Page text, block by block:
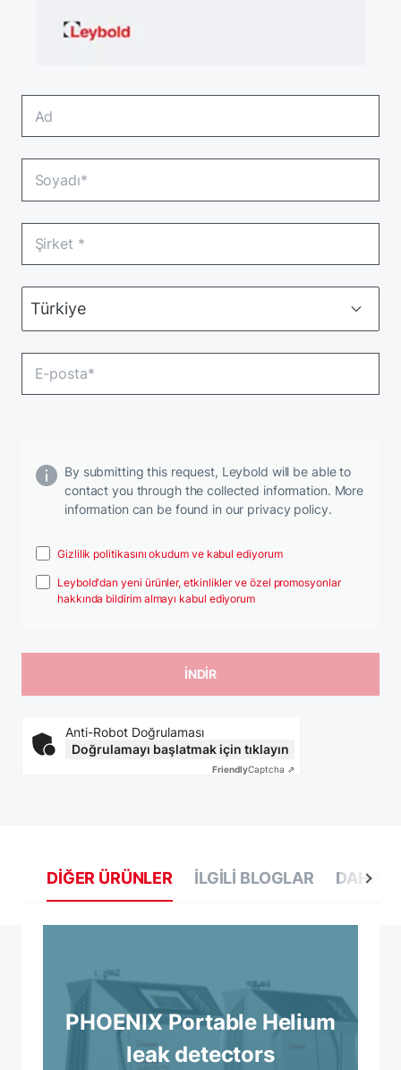
By submitting this request, Leybold will be able to
contact you through the collected information. More
information can be found in our privacy policy.
Gizlilik politikasını okudum ve kabul ediyorum
Leybold'dan yeni ürünler, etkinlikler ve özel promosyonlar
hakkında bildirim almayı kabul ediyorum
Anti-Robot Doğrulaması
Doğrulamayı başlatmak için tıklayın
FriendlyCaptcha ⇗
DIĞER ÜRÜNLER İLGILI BLOGLAR DAHA
PHOENIX Portable Helium
leak detectors